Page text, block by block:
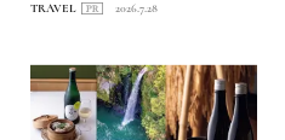
TRAVEL 2026.7.28